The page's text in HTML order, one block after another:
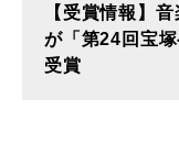
【受賞情報】
が「第24回宝
受賞